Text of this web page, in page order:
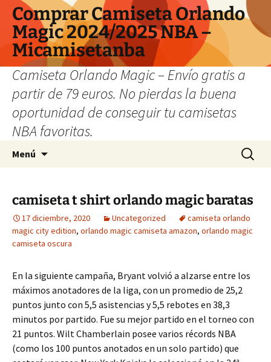
Comprar Camiseta Orlando
Magic 2024/2025 NBA –
Micamisetanba
Camiseta Orlando Magic – Envío gratis a
partir de 79 euros. No pierdas la buena
oportunidad de conseguir tu camisetas
NBA favoritas.
Menú Buscar:
camiseta t shirt orlando magic baratas
17 diciembre, 2020 Uncategorized
camiseta orlando
magic city edition, orlando magic camiseta amazon, orlando magic
camiseta oscura
En la siguiente campaña, Bryant volvió a alzarse entre los
máximos anotadores de la liga, con un promedio de 25,2
puntos junto con 5,5 asistencias y 5,5 rebotes en 38,3
minutos por partido. Fue su mejor partido en el torneo con
21 puntos. Wilt Chamberlain posee varios récords NBA
(como los 100 puntos anotados en un solo partido) que